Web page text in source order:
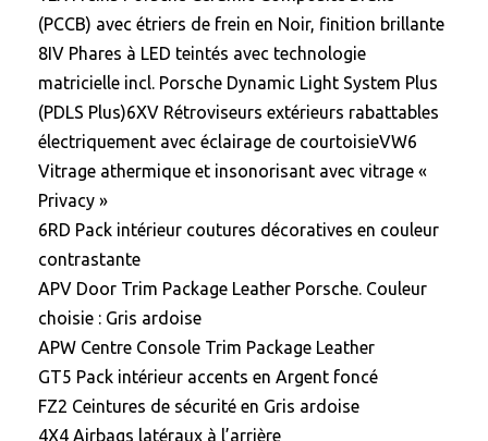
(PCCB) avec étriers de frein en Noir, finition brillante
8IV Phares à LED teintés avec technologie
matricielle incl. Porsche Dynamic Light System Plus
(PDLS Plus)6XV Rétroviseurs extérieurs rabattables
électriquement avec éclairage de courtoisieVW6
Vitrage athermique et insonorisant avec vitrage «
Privacy »
6RD Pack intérieur coutures décoratives en couleur
contrastante
APV Door Trim Package Leather Porsche. Couleur
choisie : Gris ardoise
APW Centre Console Trim Package Leather
GT5 Pack intérieur accents en Argent foncé
FZ2 Ceintures de sécurité en Gris ardoise
4X4 Airbags latéraux à l’arrière